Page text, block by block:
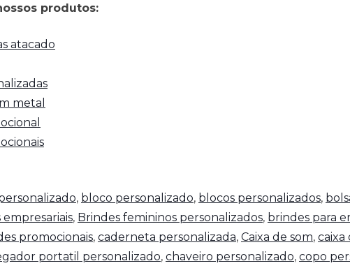
produtos:
atacado
metal
, bloco personalizado, blocos personalizados,
, Brindes femininos personalizados, brindes para
promocionais, caderneta personalizada, Caixa de som, caixa
portatil personalizado, chaveiro personalizado, copo